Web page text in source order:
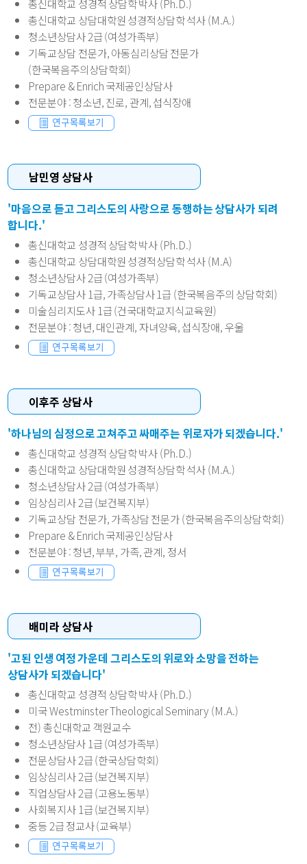
총신대학교 성경적 상담학 박사 (Ph.D.)
총신대학교 상담대학원 성경적상담학 석사 (M.A.)
청소년상담사 2급 (여성가족부)
기독교상담 전문가, 아동심리상담 전문가
(한국복음주의상담학회)
Prepare & Enrich 국제공인상담사
전문분야: 청소년, 진로, 관계, 섭식장애
남민영 상담사
'마음으로 듣고 그리스도의 사랑으로 동행하는 상담사가 되려
합니다.'
총신대학교 성경적 상담학 박사 (Ph.D.)
총신대학교 상담대학원 성경적상담학 석사 (M.A)
청소년상담사 2급 (여성가족부)
기독교상담사 1급, 가족상담사 1급 (한국복음주의 상담학회)
미술심리지도사 1급 (건국대학교지식교육원)
전문분야: 청년, 대인관계, 자녀양육, 섭식장애, 우울
이후주 상담사
'하나님의 심정으로 고쳐주고 싸매주는 위로자가 되겠습니다.'
총신대학교 성경적 상담학 박사 (Ph.D.)
총신대학교 상담대학원 성경적상담학 석사 (M.A.)
청소년상담사 2급 (여성가족부)
임상심리사 2급 (보건복지부)
기독교상담 전문가, 가족상담 전문가 (한국복음주의상담학회)
Prepare & Enrich 국제공인상담사
전문분야: 청년, 부부, 가족, 관계, 정서
배미라 상담사
'고된 인생 여정 가운데 그리스도의 위로와 소망을 전하는
상담사가 되겠습니다'
총신대학교 성경적 상담학 박사 (Ph.D.)
미국 Westminster Theological Seminary (M.A.)
전) 총신대학교 객원교수
청소년상담사 1급 (여성가족부)
전문상담사 2급 (한국상담학회)
임상심리사 2급 (보건복지부)
직업상담사 2급 (고용노동부)
사회복지사 1급 (보건복지부)
중등 2급 정교사 (교육부)